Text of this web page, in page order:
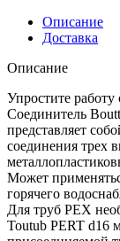
Описание
Доставка
Описание
Упростите работу
Соединитель
представляет
соединения трех
Может
горячего
Для труб PEX
Toutub PERT d16